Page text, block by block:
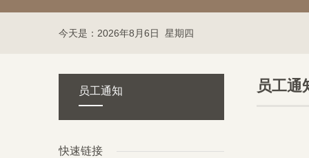
今天是：2026年8月6日 星期四
员工通知
快速链接
员工通